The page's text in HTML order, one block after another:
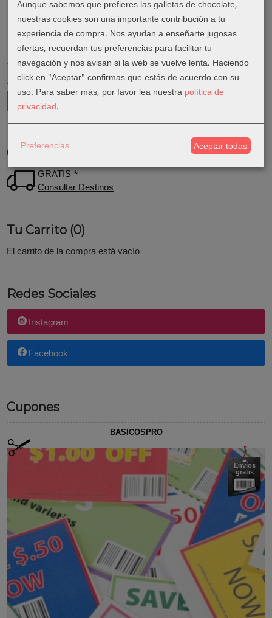
Marcas
Costes de Envío
GRATIS *
Consultar Destinos
Tu Carrito (0)
El carrito de la compra está vacío
Redes Sociales
Instagram
Facebook
Cupones
BASICOSPRO
Envíos
gratis
Aunque sabemos que prefieres las galletas de chocolate,
nuestras cookies son una importante contribución a tu
experiencia de compra. Nos ayudan a enseñarte jugosas
ofertas, recuerdan tus preferencias para facilitar tu
navegación y nos avisan si la web se vuelve lenta. Haciendo
click en "Aceptar" confirmas que estás de acuerdo con su
uso. Para saber más, por favor lea nuestra política de
privacidad.
Preferencias Aceptar todas